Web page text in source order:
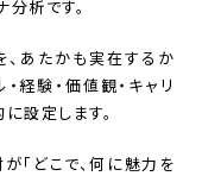
析です。
、あたかも実在するか
経験・価値観・キャリ
設定します。
「どこで、何に魅力を